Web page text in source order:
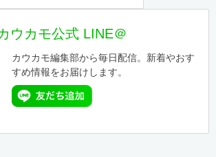
ウカモ公式 LINE＠
カウカモ編集部から毎日配信。新着やおす
すめ情報をお届けします。